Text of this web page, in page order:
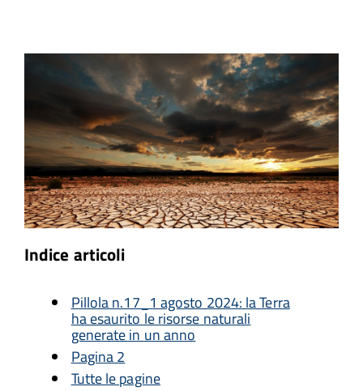
Indice articoli
Pillola n.17_1 agosto 2024: la Terra
ha esaurito le risorse naturali
generate in un anno
Pagina 2
Tutte le pagine